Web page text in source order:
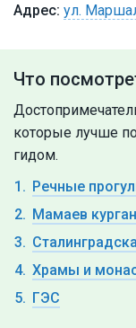
ул.
Что
которые лучше
гидом.
Речные
Мамаев курган
Храмы и
ГЭС